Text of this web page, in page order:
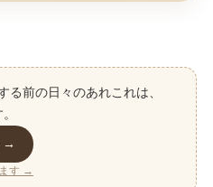
る前の日々のあれこれは、
→
す →